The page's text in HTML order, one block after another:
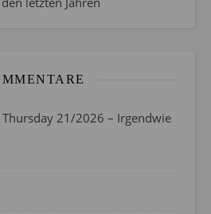
21/2026 – Irgendwie